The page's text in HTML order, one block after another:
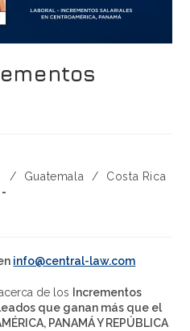
/ Guatemala /
Costa Rica
info@central-law.com
de los
Incrementos
que ganan más que el
PANAMÁ Y REPÚBLICA